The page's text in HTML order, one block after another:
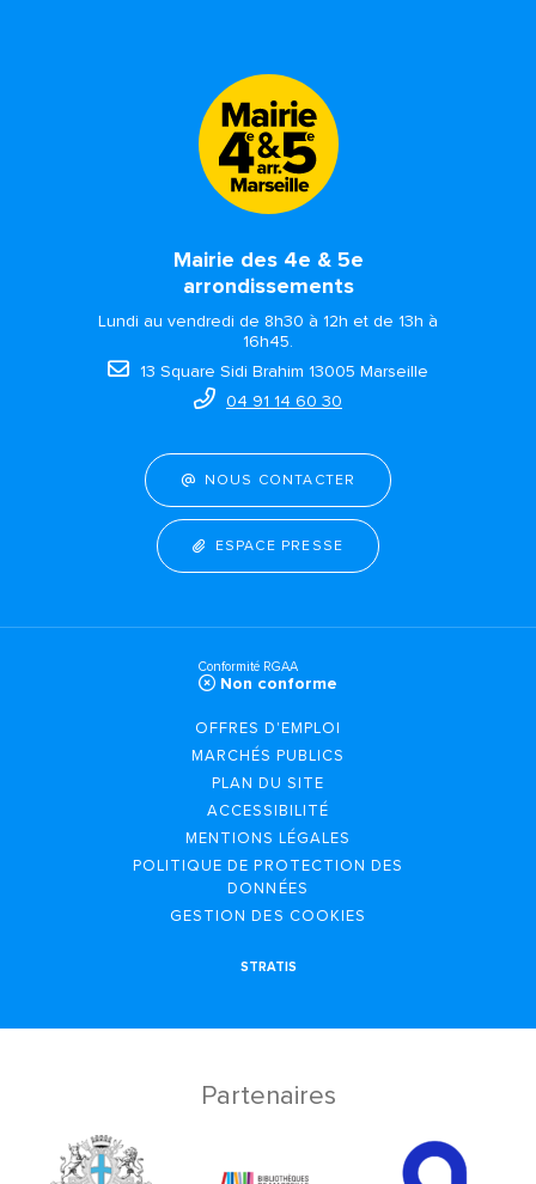
Mairie des 4e & 5e
arrondissements
Lundi au vendredi de 8h30 à 12h et de 13h à
16h45.
13 Square Sidi Brahim 13005 Marseille
04 91 14 60 30
NOUS CONTACTER
ESPACE PRESSE
Conformité RGAA
Non conforme
OFFRES D'EMPLOI
MARCHÉS PUBLICS
PLAN DU SITE
ACCESSIBILITÉ
MENTIONS LÉGALES
POLITIQUE DE PROTECTION DES
DONNÉES
GESTION DES COOKIES
STRATIS
Partenaires